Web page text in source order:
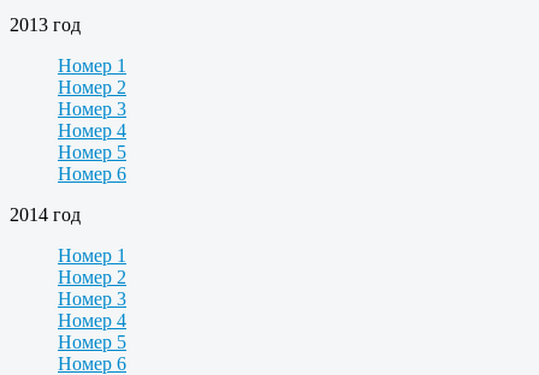
2013 год
Номер 1
Номер 2
Номер 3
Номер 4
Номер 5
Номер 6
2014 год
Номер 1
Номер 2
Номер 3
Номер 4
Номер 5
Номер 6